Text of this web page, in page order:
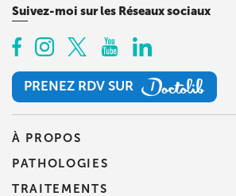
Suivez-moi sur les Réseaux sociaux
PRENEZ RDV SUR
PRENEZ RDV SUR
À PROPOS
PATHOLOGIES
TRAITEMENTS